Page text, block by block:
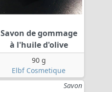
Savon de gommage
à l'huile d'olive
90 g
Elbf Cosmetique
Savon